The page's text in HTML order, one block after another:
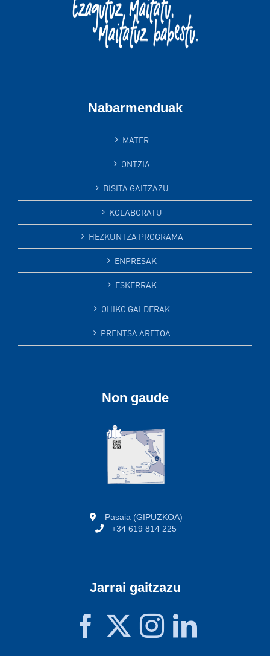
Nabarmenduak
MATER
ONTZIA
BISITA GAITZAZU
KOLABORATU
HEZKUNTZA PROGRAMA
ENPRESAK
ESKERRAK
OHIKO GALDERAK
PRENTSA ARETOA
Non gaude
Pasaia (GIPUZKOA)
+34 619 814 225
Jarrai gaitzazu